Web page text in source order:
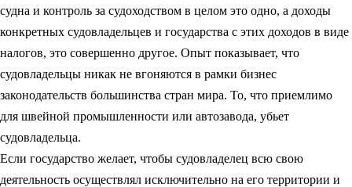
судна и контроль за судоходством в целом это одно, а доходы
конкретных судовладельцев и государства с этих доходов в виде
налогов, это совершенно другое. Опыт показывает, что
судовладельцы никак не вгоняются в рамки бизнес
законодательств большинства стран мира. То, что приемлимо
для швейной промышленности или автозавода, убьет
судовладельца.
Если государство желает, чтобы судовладелец всю свою
деятельность осуществлял исключительно на его территории и